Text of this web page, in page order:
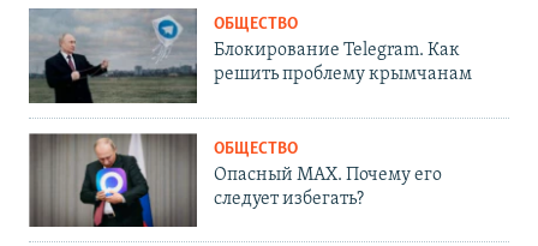
ОБЩЕСТВО
Блокирование Telegram. Как
решить проблему крымчанам
ОБЩЕСТВО
Опасный MAX. Почему его
следует избегать?